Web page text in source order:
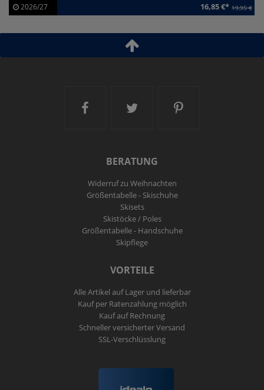
2026/27 16,85 €* 19,95 €
Ski and More auf Facebook
Ski and More auf
Ski and More
BERATUNG
Widerruf zu Weihnachten
Größentabelle - Skischuhe
Skisets
Skistöcke / Poles
Größentabelle - Handschuhe
Skipflege
VORTEILE
Alle Artikel auf Lager und lieferbar
Kauf per Ratenzahlung möglich
Kauf auf Rechnung
Schneller versicherter Versand
SSL-Verschlüsslung